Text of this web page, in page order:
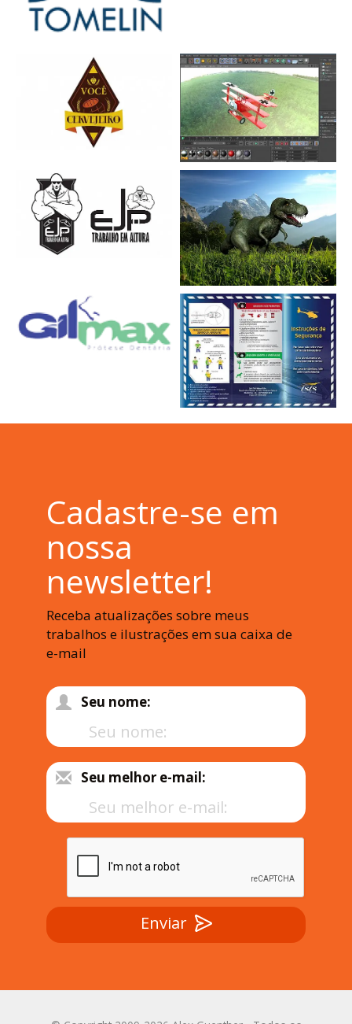
Cadastre-se em
nossa
newsletter!
Receba atualizações sobre meus
trabalhos e ilustrações em sua caixa de
e-mail
Seu nome:
Seu melhor e-mail:
Enviar